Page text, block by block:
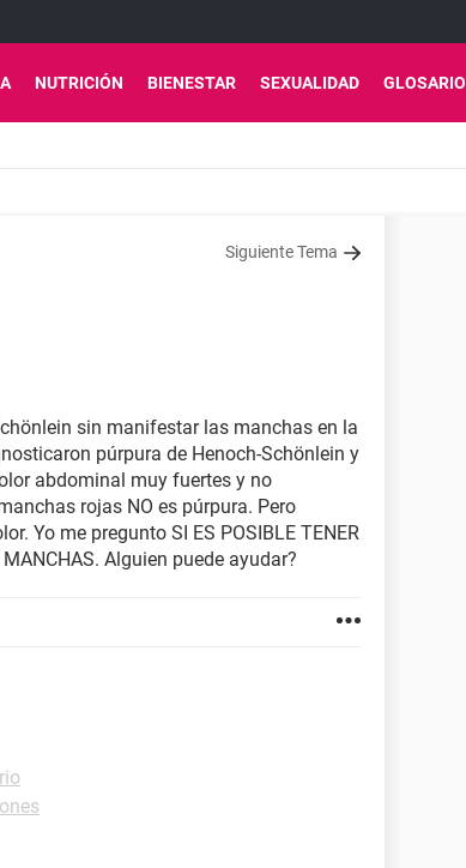
NUTRICIÓN BIENESTAR SEXUALIDAD GLOSARIO
Siguiente Tema
sin manifestar las manchas en la
púrpura de Henoch-Schönlein y
abdominal muy fuertes y no
rojas NO es púrpura. Pero
Yo me pregunto SI ES POSIBLE TENER
MANCHAS. Alguien puede ayudar?